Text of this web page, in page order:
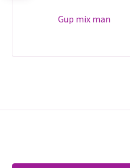
gup mix man